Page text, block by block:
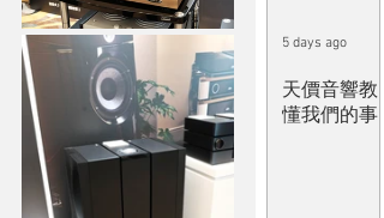
天價音響教
懂我們的事
5 days ago